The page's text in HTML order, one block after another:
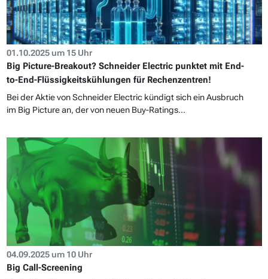
01.10.2025 um 15 Uhr
Big Picture-Breakout? Schneider Electric punktet mit End-
to-End-Flüssigkeitskühlungen für Rechenzentren!
Bei der Aktie von Schneider Electric kündigt sich ein Ausbruch
im Big Picture an, der von neuen Buy-Ratings...
04.09.2025 um 10 Uhr
Big Call-Screening